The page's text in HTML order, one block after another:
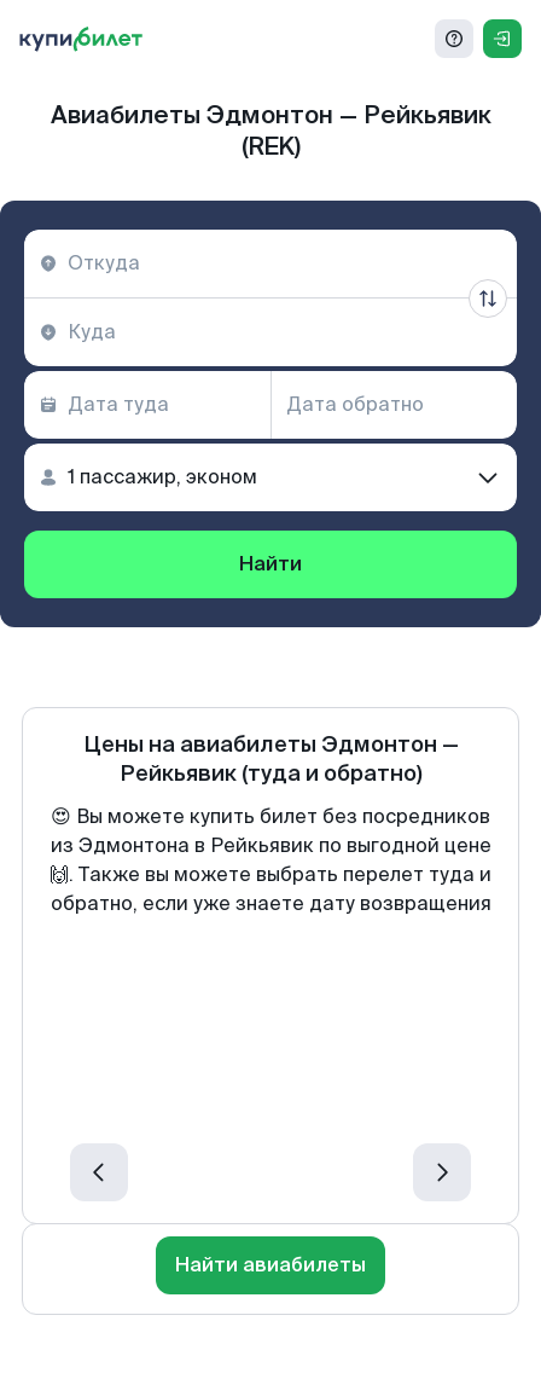
Авиабилеты Эдмонтон — Рейкьявик
(REK)
Найти
Цены на авиабилеты Эдмонтон —
Рейкьявик (туда и обратно)
😍 Вы можете купить билет без посредников
из Эдмонтона в Рейкьявик по выгодной цене
🙌. Также вы можете выбрать перелет туда и
обратно, если уже знаете дату возвращения
Найти авиабилеты